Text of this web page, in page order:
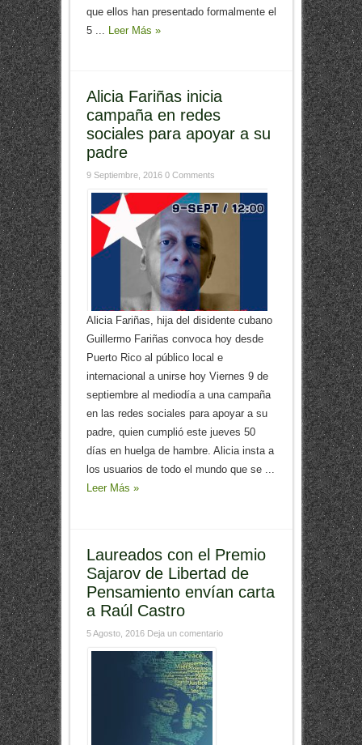
que ellos han presentado formalmente el
5 ... Leer Más »
Alicia Fariñas inicia
campaña en redes
sociales para apoyar a su
padre
9 Septiembre, 2016 0 Comments
Alicia Fariñas, hija del disidente cubano
Guillermo Fariñas convoca hoy desde
Puerto Rico al público local e
internacional a unirse hoy Viernes 9 de
septiembre al mediodía a una campaña
en las redes sociales para apoyar a su
padre, quien cumplió este jueves 50
días en huelga de hambre. Alicia insta a
los usuarios de todo el mundo que se ...
Leer Más »
Laureados con el Premio
Sajarov de Libertad de
Pensamiento envían carta
a Raúl Castro
5 Agosto, 2016 Deja un comentario